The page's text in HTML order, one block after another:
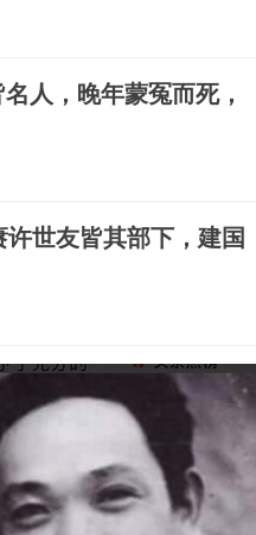
人，晚年蒙冤而死，
世友皆其部下，建国